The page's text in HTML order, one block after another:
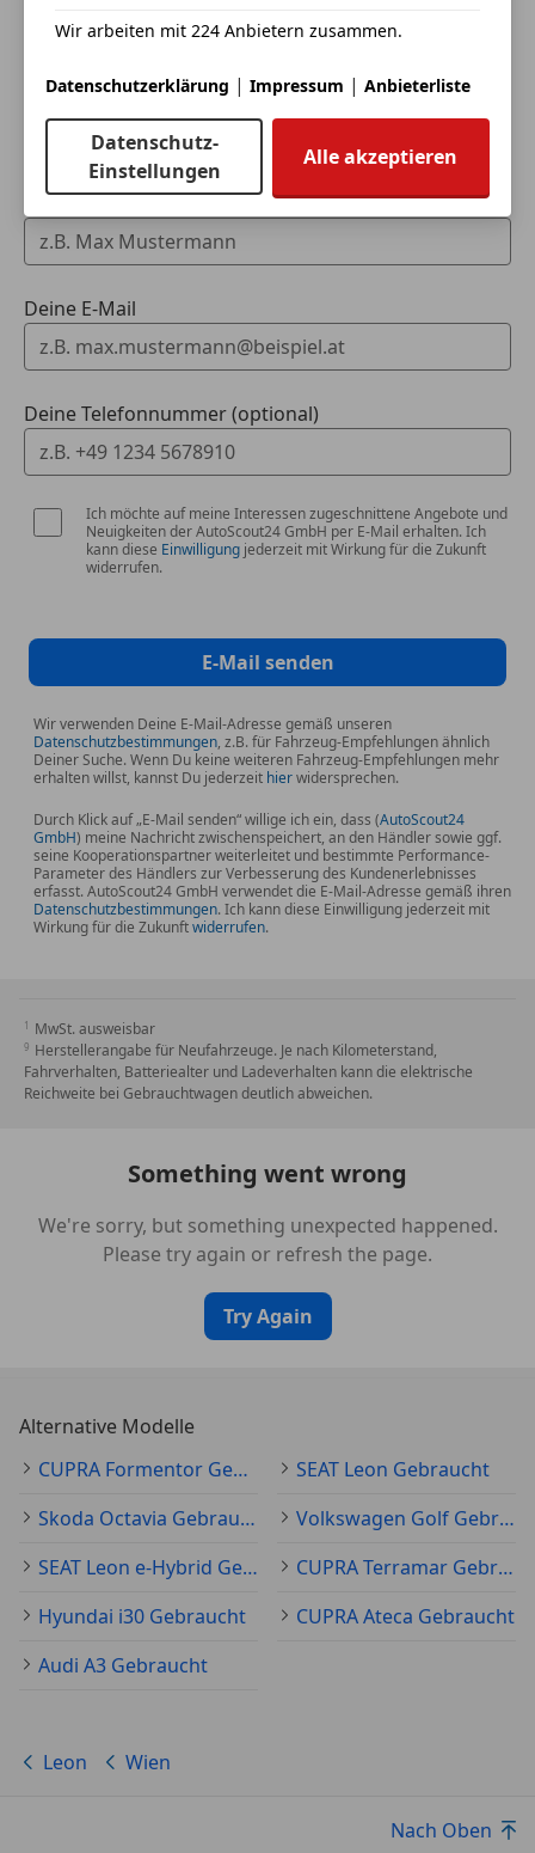
Ich möchte mein Auto in Zahlung geben
(unverbindlich).
Fahrzeugdaten hinzufügen
Dein Name
Deine E-Mail
Deine Telefonnummer (optional)
Ich möchte auf meine Interessen zugeschnittene Angebote und
Neuigkeiten der AutoScout24 GmbH per E-Mail erhalten. Ich
kann diese Einwilligung jederzeit mit Wirkung für die Zukunft
widerrufen.
E-Mail senden
Wir verwenden Deine E-Mail-Adresse gemäß unseren
Datenschutzbestimmungen, z.B. für Fahrzeug-Empfehlungen ähnlich
Deiner Suche. Wenn Du keine weiteren Fahrzeug-Empfehlungen mehr
erhalten willst, kannst Du jederzeit hierwidersprechen.
Durch Klick auf „E-Mail senden“ willige ich ein, dass (AutoScout24
GmbH) meine Nachricht zwischenspeichert, an den Händler sowie ggf.
seine Kooperationspartner weiterleitet und bestimmte Performance-
Parameter des Händlers zur Verbesserung des Kundenerlebnisses
erfasst. AutoScout24 GmbH verwendet die E-Mail-Adresse gemäß ihren
Datenschutzbestimmungen. Ich kann diese Einwilligung jederzeit mit
Wirkung für die Zukunftwiderrufen.
MwSt. ausweisbar
Herstellerangabe für Neufahrzeuge. Je nach Kilometerstand,
Fahrverhalten, Batteriealter und Ladeverhalten kann die elektrische
Reichweite bei Gebrauchtwagen deutlich abweichen.
Something went wrong
We're sorry, but something unexpected happened.
Please try again or refresh the page.
Try Again
Alternative Modelle
CUPRA Formentor Gebraucht
SEAT Leon Gebraucht
Skoda Octavia Gebraucht
Volkswagen Golf Gebraucht
SEAT Leon e-Hybrid Gebraucht
CUPRA Terramar Gebraucht
Hyundai i30 Gebraucht
CUPRA Ateca Gebraucht
Audi A3 Gebraucht
Leon Wien
Nach Oben
Wir arbeiten mit 224 Anbietern zusammen.
Datenschutzerklärung | Impressum | Anbieterliste
Datenschutz-
Einstellungen
Alle akzeptieren